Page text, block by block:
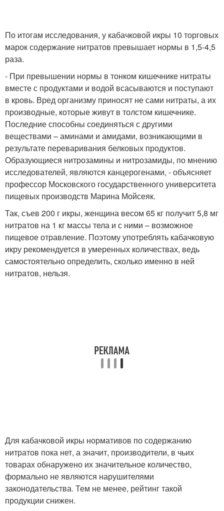
По итогам исследования, у кабачковой икры 10 торговых
марок содержание нитратов превышает нормы в 1,5-4,5
раза.
- При превышении нормы в тонком кишечнике нитраты
вместе с продуктами и водой всасываются и поступают
в кровь. Вред организму приносят не сами нитраты, а их
производные, которые живут в толстом кишечнике.
Последние способны соединяться с другими
веществами – аминами и амидами, возникающими в
результате переваривания белковых продуктов.
Образующиеся нитрозамины и нитрозамиды, по мнению
исследователей, являются канцерогенами, - объясняет
профессор Московского государственного университета
пищевых производств Марина Мойсеяк.
Так, съев 200 г икры, женщина весом 65 кг получит 5,8 мг
нитратов на 1 кг массы тела и с ними – возможное
пищевое отравление. Поэтому употреблять кабачковую
икру рекомендуется в умеренных количествах, ведь
самостоятельно определить, сколько именно в ней
нитратов, нельзя.
Для кабачковой икры нормативов по содержанию
нитратов пока нет, а значит, производители, в чьих
товарах обнаружено их значительное количество,
формально не являются нарушителями
законодательства. Тем не менее, рейтинг такой
продукции снижен.